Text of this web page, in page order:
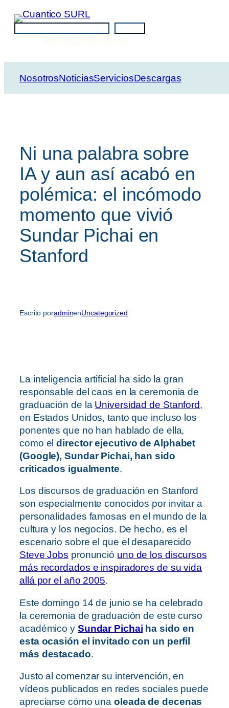
Saltar
contenido
NosotrosNoticiasServiciosDescargas
Ni una palabra sobre
IA y aun así acabó en
polémica: el incómodo
momento que vivió
Sundar Pichai en
Stanford
Escrito poradminenUncategorized
La inteligencia artificial ha sido la gran
responsable del caos en la ceremonia de
graduación de la Universidad de Stanford,
en Estados Unidos, tanto que incluso los
ponentes que no han hablado de ella,
como eldirector ejecutivo de Alphabet
(Google), Sundar Pichai, han sido
criticados igualmente.
Los discursos de graduación en Stanford
son especialmente conocidos por invitar a
personalidades famosas en el mundo de la
cultura y los negocios. De hecho, es el
escenario sobre el que el desaparecido
Steve Jobs pronunció uno de los discursos
más recordados e inspiradores de su vida
allá por el año 2005.
Este domingo 14 de junio se ha celebrado
la ceremonia de graduación de este curso
académico y Sundar Pichai ha sido en
esta ocasión el invitado con un perfil
más destacado.
Justo al comenzar su intervención, en
vídeos publicados en redes sociales puede
apreciarse cómo una oleada de decenas